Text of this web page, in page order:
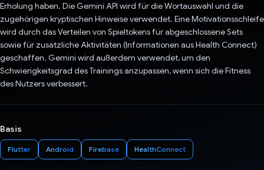
Erholung haben. Die Gemini API wird für die Wortauswahl und die
zugehörigen kryptischen Hinweise verwendet. Eine Motivationsschleife
wird durch das Verteilen von Spieltokens für abgeschlossene Sets
sowie für zusätzliche Aktivitäten (Informationen aus Health Connect)
geschaffen. Gemini wird außerdem verwendet, um den
Schwierigkeitsgrad des Trainings anzupassen, wenn sich die Fitness
des Nutzers verbessert.
Basis
Flutter Android Firebase HealthConnect